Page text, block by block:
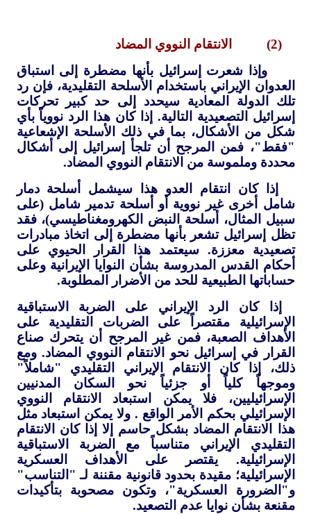
(2) الانتقام النووي المضاد
وإذا شعرت إسرائيل بأنها مضطرة إلى استباق
العدوان الإيراني باستخدام الأسلحة التقليدية، فإن رد
تلك الدولة المعادية سيحدد إلى حد كبير تحركات
إسرائيل التصعيدية التالية. إذا كان هذا الرد نووياً بأي
شكل من الأشكال، بما في ذلك الأسلحة الإشعاعية
"فقط"، فمن المرجح أن تلجأ إسرائيل إلى أشكال
محددة وملموسة من الانتقام النووي المضاد.
إذا كان انتقام العدو هذا سيشمل أسلحة دمار
شامل أخرى غير نووية أو أسلحة تدمير شامل (على
سبيل المثال، أسلحة النبض الكهرومغناطيسي)، فقد
تظل إسرائيل تشعر بأنها مضطرة إلى اتخاذ مبادرات
تصعيدية معززة. سيعتمد هذا القرار الحيوي على
أحكام القدس المدروسة بشأن النوايا الإيرانية وعلى
حساباتها الطبيعية للحد من الأضرار المطلوبة.
إذا كان الرد الإيراني على الضربة الاستباقية
الإسرائيلية مقتصراً على الضربات التقليدية على
الأهداف الصعبة، فمن غير المرجح أن يتحرك صناع
القرار في إسرائيل نحو الانتقام النووي المضاد. ومع
ذلك، إذا كان الانتقام الإيراني التقليدي "شاملاً"
وموجهاً كلياً أو جزئياً نحو السكان المدنيين
الإسرائيليين، فلا يمكن استبعاد الانتقام النووي
الإسرائيلي بحكم الأمر الواقع . ولا يمكن استبعاد مثل
هذا الانتقام المضاد بشكل حاسم إلا إذا كان الانتقام
التقليدي الإيراني متناسباً مع الضربة الاستباقية
الإسرائيلية. يقتصر على الأهداف العسكرية
الإسرائيلية؛ مقيدة بحدود قانونية مقننة لـ "التناسب"
و"الضرورة العسكرية"، وتكون مصحوبة بتأكيدات
مقنعة بشأن نوايا عدم التصعيد.